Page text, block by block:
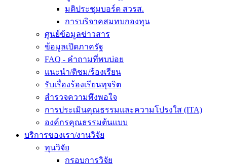
มติประชุมบอร์ด สวรส.
การบริจาคสมทบกองทุน
ศูนย์ข้อมูลข่าวสาร
ข้อมูลเปิดภาครัฐ
FAQ - คำถามที่พบบ่อย
แนะนำ/ติชม/ร้องเรียน
รับเรื่องร้องเรียนทุจริต
สำรวจความพึงพอใจ
การประเมินคุณธรรมและความโปรงใส (ITA)
องค์กรคุณธรรมต้นแบบ
บริการของเรา/งานวิจัย
ทุนวิจัย
กรอบการวิจัย